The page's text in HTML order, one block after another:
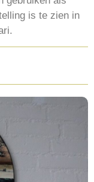
is te zien in